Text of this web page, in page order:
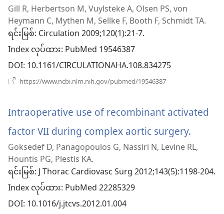
အသစ်
ဖွ
င့်
နေ
ပါ
တယ်)
Gill R, Herbertson M, Vuylsteke A, Olsen PS, von
Heymann C, Mythen M, Sellke F, Booth F, Schmidt TA.
ရင်းမြစ်‎: Circulation 2009;120(1):21-7.
Index လုပ်ထား‎: PubMed 19546387
DOI‎: 10.1161/CIRCULATIONAHA.108.834275
https://www.ncbi.nlm.nih.gov/pubmed/19546387
နေ
တယ်)
Intraoperative use of recombinant activated
factor VII during complex aortic surgery.
အသစ်
ဖွ
Goksedef D, Panagopoulos G, Nassiri N, Levine RL,
Hountis PG, Plestis KA.
ရင်းမြစ်‎: J Thorac Cardiovasc Surg 2012;143(5):1198-204.
Index လုပ်ထား‎: PubMed 22285329
DOI‎: 10.1016/j.jtcvs.2012.01.004